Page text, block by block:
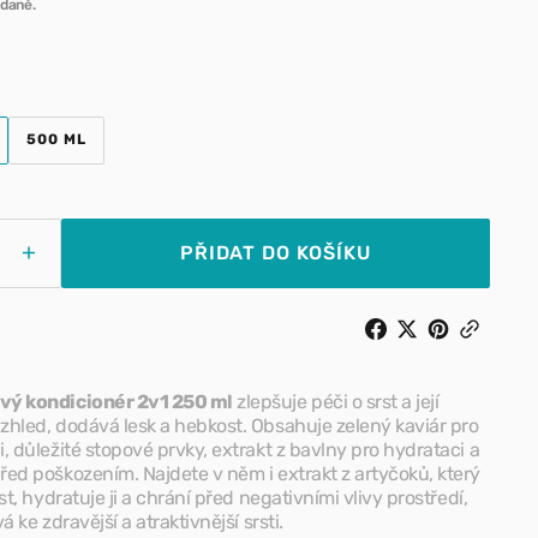
úklid
500 MLVARIANTA
VYPRODÁNA
Zvýšit
množství
Dvoufázový
kondicionér
2v1
PŘIDAT DO KOŠÍKU
kondicionér 2v1 250 ml zlepšuje péči o srst a její
dodává lesk a hebkost. Obsahuje zelený kaviár pro
důležité stopové prvky, extrakt z bavlny pro hydrataci a
poškozením. Najdete v něm i extrakt z artyčoků, který
hydratuje ji a chrání před negativními vlivy prostředí,
ke zdravější a atraktivnější srsti.